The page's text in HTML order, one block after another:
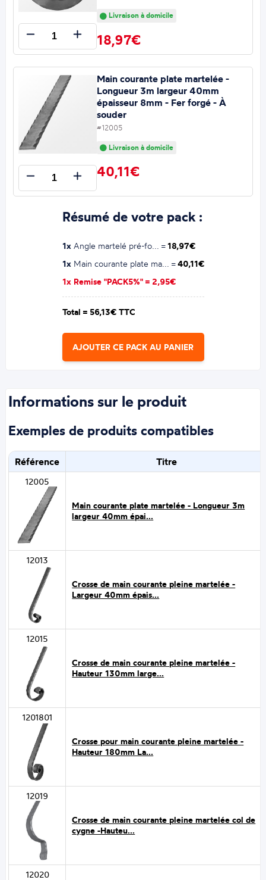
Livraison à domicile
18,97€
Main courante plate martelée -
Longueur 3m largeur 40mm
épaisseur 8mm - Fer forgé - À
souder
#12005
Livraison à domicile
40,11€
Résumé de votre pack :
1xAngle martelé pré-fo... =18,97€
1xMain courante plate ma... =40,11€
1x Remise "PACK5%" = 2,95€
Total = 56,13€ TTC
AJOUTER CE PACK AU PANIER
Informations sur le produit
Exemples de produits compatibles
Référence Titre
12005
Main courante plate martelée - Longueur 3m
largeur 40mm épai...
12013
Crosse de main courante pleine martelée -
Largeur 40mm épais...
12015
Crosse de main courante pleine martelée -
Hauteur 130mm large...
1201801
Crosse pour main courante pleine martelée -
Hauteur 180mm La...
12019
Crosse de main courante pleine martelée col de
cygne -Hauteu...
12020